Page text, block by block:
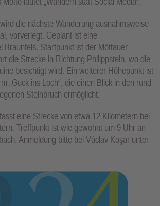
die nächste Wanderung ausnahmsweise
vorverlegt. Geplant ist eine
Braunfels. Startpunkt ist der Möttauer
die Strecke in Richtung Philippstein, wo die
besichtigt wird. Ein weiterer Höhepunkt ist
„Guck ins Loch“, die einen Blick in den rund
Steinbruch ermöglicht.
eine Strecke von etwa 12 Kilometern bei
Treffpunkt ist wie gewohnt um 9 Uhr an
Anmeldung bitte bei Václav Koşar unter
K
TI
O
N
E
N